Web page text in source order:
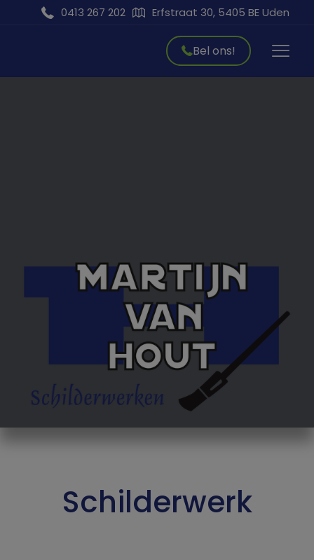
0413 267 202 Erfstraat 30, 5405 BE Uden
Bel ons!
Schilderwerk
modal-check